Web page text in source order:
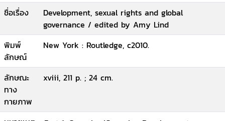
ชื่อเรื่อง
Development, sexual rights and global
governance / edited by Amy Lind
พิมพ์
ลักษณ์
New York : Routledge, c2010.
ลักษณะ
ทาง
กายภาพ
xviii, 211 p. ; 24 cm.